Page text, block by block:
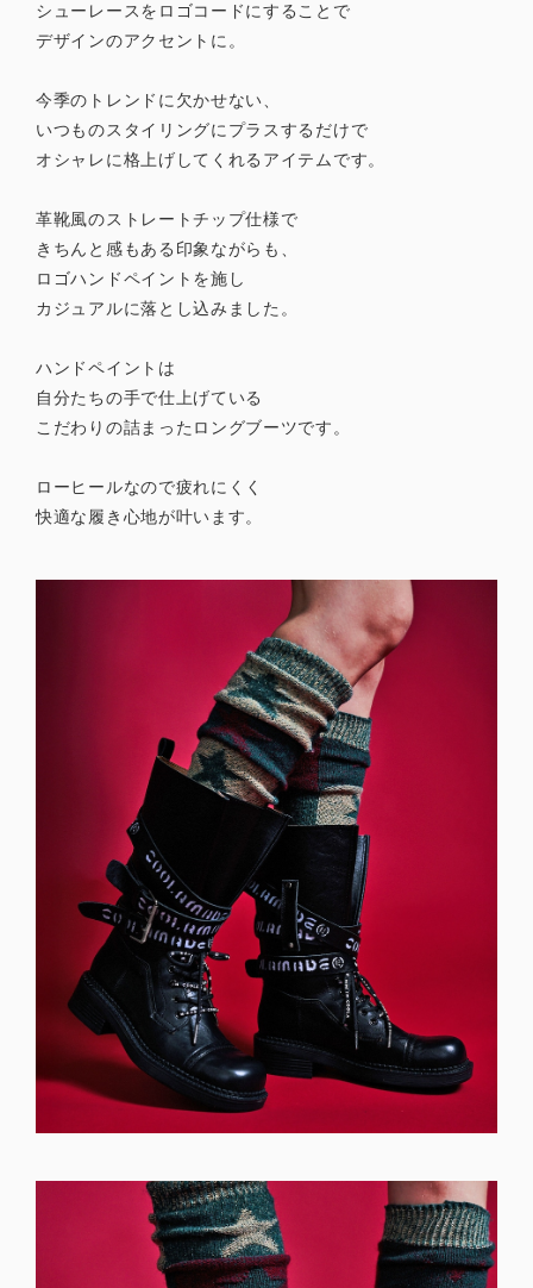
シューレースをロゴコードにすることで
デザインのアクセントに。
今季のトレンドに欠かせない、
いつものスタイリングにプラスするだけで
オシャレに格上げしてくれるアイテムです。
革靴風のストレートチップ仕様で
きちんと感もある印象ながらも、
ロゴハンドペイントを施し
カジュアルに落とし込みました。
ハンドペイントは
自分たちの手で仕上げている
こだわりの詰まったロングブーツです。
ローヒールなので疲れにくく
快適な履き心地が叶います。